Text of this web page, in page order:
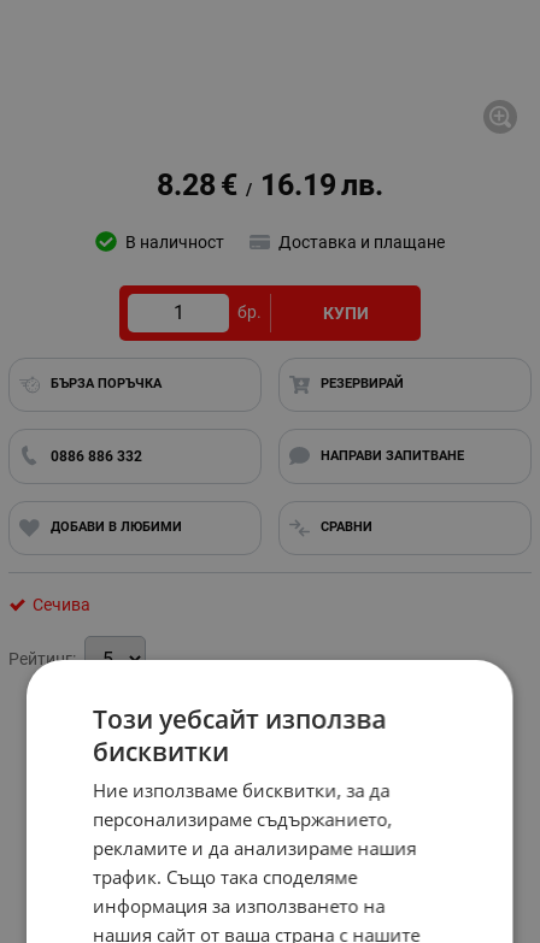
8.28 € / 16.19лв.
В наличност Доставка и плащане
бр. КУПИ
БЪРЗА ПОРЪЧКА РЕЗЕРВИРАЙ
0886 886 332 НАПРАВИ ЗАПИТВАНЕ
ДОБАВИ В ЛЮБИМИ СРАВНИ
Сечива
Рейтинг:
Този уебсайт използва
бисквитки
Ние използваме бисквитки, за да
персонализираме съдържанието,
рекламите и да анализираме нашия
трафик. Също така споделяме
информация за използването на
нашия сайт от ваша страна с нашите